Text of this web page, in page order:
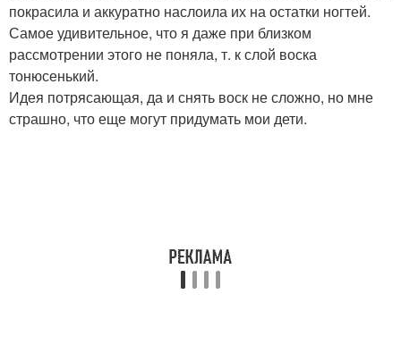
покрасила и аккуратно наслоила их на остатки ногтей.
Самое удивительное, что я даже при близком
рассмотрении этого не поняла, т. к слой воска
тонюсенький.
Идея потрясающая, да и снять воск не сложно, но мне
страшно, что еще могут придумать мои дети.